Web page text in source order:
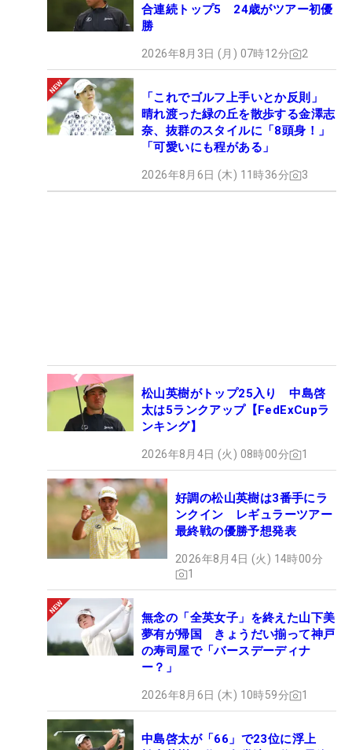
合連続トップ5 24歳がツアー初優
勝
2026年8月3日 (月) 07時12分 2
「これでゴルフ上手いとか反則」
晴れ渡った緑の丘を散歩する金澤志
奈、抜群のスタイルに「8頭身！」
「可愛いにも程がある」
2026年8月6日 (木) 11時36分 3
松山英樹がトップ25入り 中島啓
太は5ランクアップ【FedExCupラ
ンキング】
2026年8月4日 (火) 08時00分 1
好調の松山英樹は3番手にラ
ンクイン レギュラーツアー
最終戦の優勝予想発表
2026年8月4日 (火) 14時00分
1
無念の「全英女子」を終えた山下美
夢有が帰国 きょうだい揃って神戸
の寿司屋で「バースデーディナ
ー？」
2026年8月6日 (木) 10時59分 1
中島啓太が「66」で23位に浮上